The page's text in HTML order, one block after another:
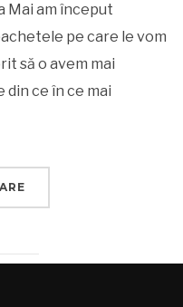
Mai am început
pe care le vom
să o avem mai
ce în ce mai